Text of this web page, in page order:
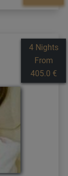
4 Nights
From
405.0 €